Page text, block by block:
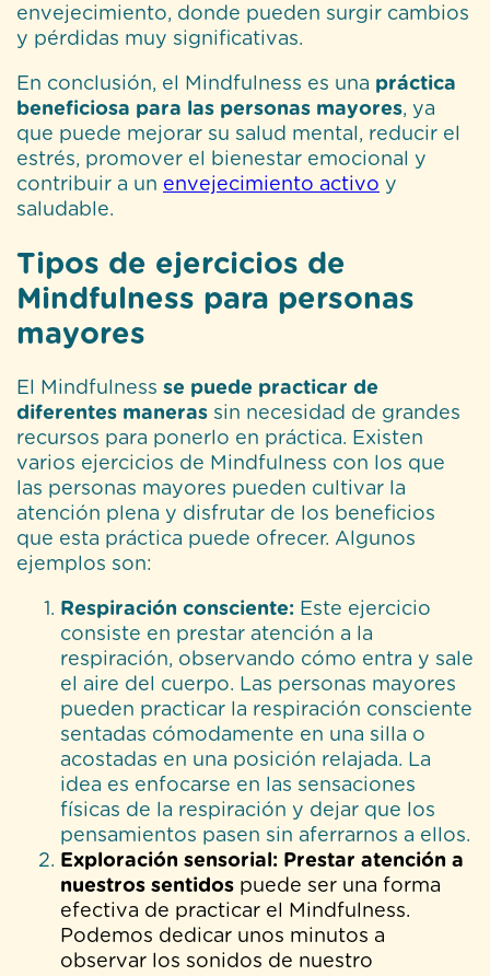
envejecimiento, donde pueden surgir cambios
y pérdidas muy significativas.
En conclusión, el Mindfulness es una práctica
beneficiosa para las personas mayores, ya
que puede mejorar su salud mental, reducir el
estrés, promover el bienestar emocional y
contribuir a un envejecimiento activo y
saludable.
Tipos de ejercicios de
Mindfulness para personas
mayores
El Mindfulness se puede practicar de
diferentes maneras sin necesidad de grandes
recursos para ponerlo en práctica. Existen
varios ejercicios de Mindfulness con los que
las personas mayores pueden cultivar la
atención plena y disfrutar de los beneficios
que esta práctica puede ofrecer. Algunos
ejemplos son:
Respiración consciente: Este ejercicio
consiste en prestar atención a la
respiración, observando cómo entra y sale
el aire del cuerpo. Las personas mayores
pueden practicar la respiración consciente
sentadas cómodamente en una silla o
acostadas en una posición relajada. La
idea es enfocarse en las sensaciones
físicas de la respiración y dejar que los
pensamientos pasen sin aferrarnos a ellos.
Exploración sensorial: Prestar atención a
nuestros sentidos puede ser una forma
efectiva de practicar el Mindfulness.
Podemos dedicar unos minutos a
observar los sonidos de nuestro